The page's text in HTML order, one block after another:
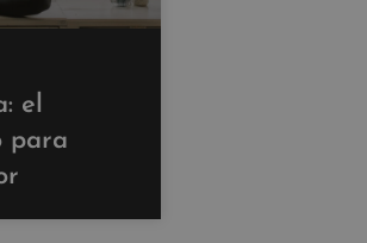
el
para